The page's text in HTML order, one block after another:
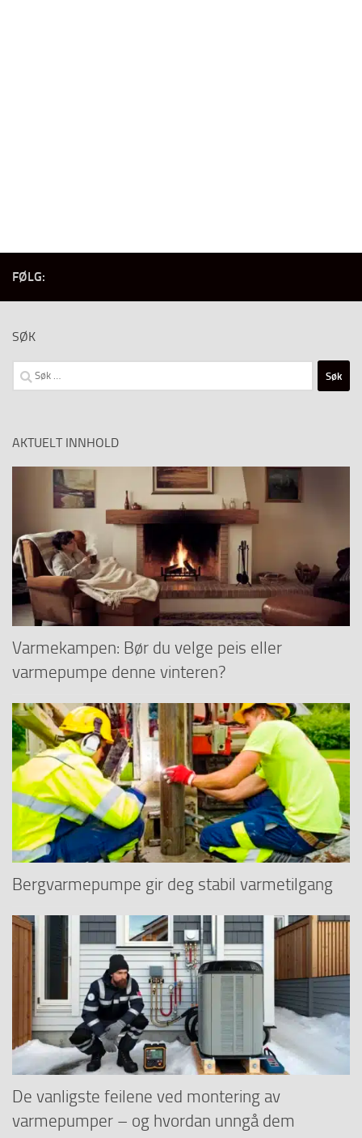
FØLG:
SØK
Søk
etter:
AKTUELT INNHOLD
Varmekampen: Bør du velge peis eller
varmepumpe denne vinteren?
Bergvarmepumpe gir deg stabil varmetilgang
De vanligste feilene ved montering av
varmepumper – og hvordan unngå dem